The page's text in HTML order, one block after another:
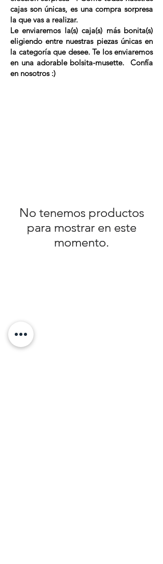
cajas son únicas, es una compra sorpresa
la que vas a realizar.
Le enviaremos la(s) caja(s) más bonita(s)
eligiendo entre nuestras piezas únicas en
la categoría que desee. Te los enviaremos
en una adorable bolsita-musette.
Confía
en nosotros :)
No tenemos productos
para mostrar en este
momento.
No tenemos productos
para mostrar en este
momento.